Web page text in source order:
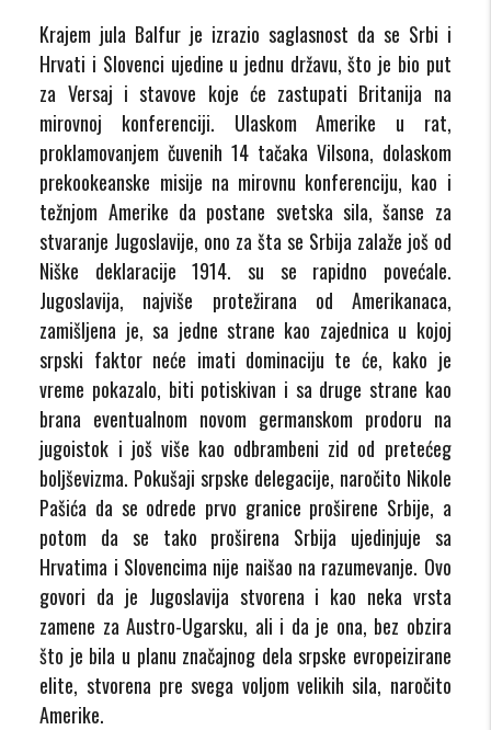
Krajem jula Balfur je izrazio saglasnost da se Srbi i
Hrvati i Slovenci ujedine u jednu državu, što je bio put
za Versaj i stavove koje će zastupati Britanija na
mirovnoj konferenciji. Ulaskom Amerike u rat,
proklamovanjem čuvenih 14 tačaka Vilsona, dolaskom
prekookeanske misije na mirovnu konferenciju, kao i
težnjom Amerike da postane svetska sila, šanse za
stvaranje Jugoslavije, ono za šta se Srbija zalaže još od
Niške deklaracije 1914. su se rapidno povećale.
Jugoslavija, najviše protežirana od Amerikanaca,
zamišljena je, sa jedne strane kao zajednica u kojoj
srpski faktor neće imati dominaciju te će, kako je
vreme pokazalo, biti potiskivan i sa druge strane kao
brana eventualnom novom germanskom prodoru na
jugoistok i još više kao odbrambeni zid od pretećeg
boljševizma. Pokušaji srpske delegacije, naročito Nikole
Pašića da se odrede prvo granice proširene Srbije, a
potom da se tako proširena Srbija ujedinjuje sa
Hrvatima i Slovencima nije naišao na razumevanje. Ovo
govori da je Jugoslavija stvorena i kao neka vrsta
zamene za Austro-Ugarsku, ali i da je ona, bez obzira
što je bila u planu značajnog dela srpske evropeizirane
elite, stvorena pre svega voljom velikih sila, naročito
Amerike.